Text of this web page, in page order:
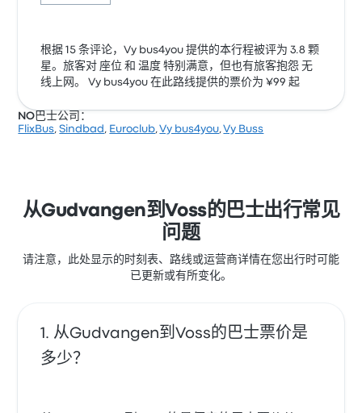
根据 15 条评论，Vy bus4you 提供的本行程被评为 3.8 颗
星。旅客对 座位 和 温度 特别满意，但也有旅客抱怨 无
线上网。 Vy bus4you 在此路线提供的票价为 ¥99 起
NO巴士公司：
FlixBus,Sindbad , Euroclub,Vy bus4you,Vy Buss
从Gudvangen到Voss的巴士出行常见
问题
请注意，此处显示的时刻表、路线或运营商详情在您出行时可能
已更新或有所变化。
从Gudvangen到Voss的巴士票价是
多少？